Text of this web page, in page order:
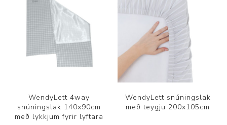
WendyLett 4way
snúningslak 140x90cm
með lykkjum fyrir lyftara
WendyLett snúningslak
með teygju 200x105cm